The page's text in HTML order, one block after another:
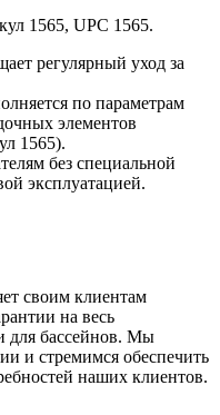
1565, UPC 1565.
регулярный уход за
по параметрам
элементов
1565).
без специальной
эксплуатацией.
своим клиентам
на весь
для бассейнов. Мы
и стремимся обеспечить
наших клиентов.